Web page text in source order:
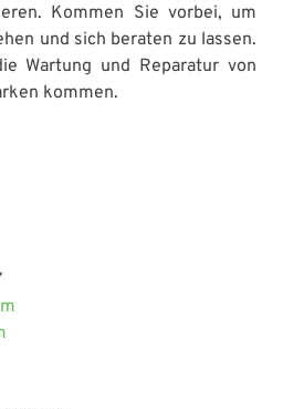
Kommen Sie vorbei, um
und sich beraten zu lassen.
Wartung und Reparatur von
kommen.